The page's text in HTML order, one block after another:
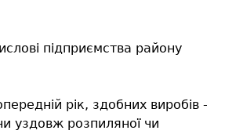
підприємства району
рік, здобних виробів -
уздовж розпиляної чи